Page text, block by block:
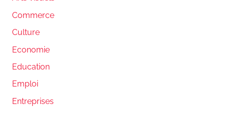
Commerce
Culture
Economie
Education
Emploi
Entreprises